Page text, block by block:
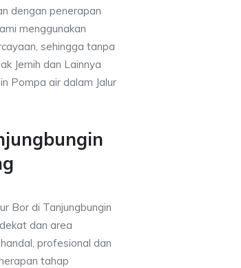
dengan penerapan
menggunakan
sehingga tanpa
Jernih dan Lainnya
Pompa air dalam Jalur
Bor di Tanjungbungin
dan area
profesional dan
tahap